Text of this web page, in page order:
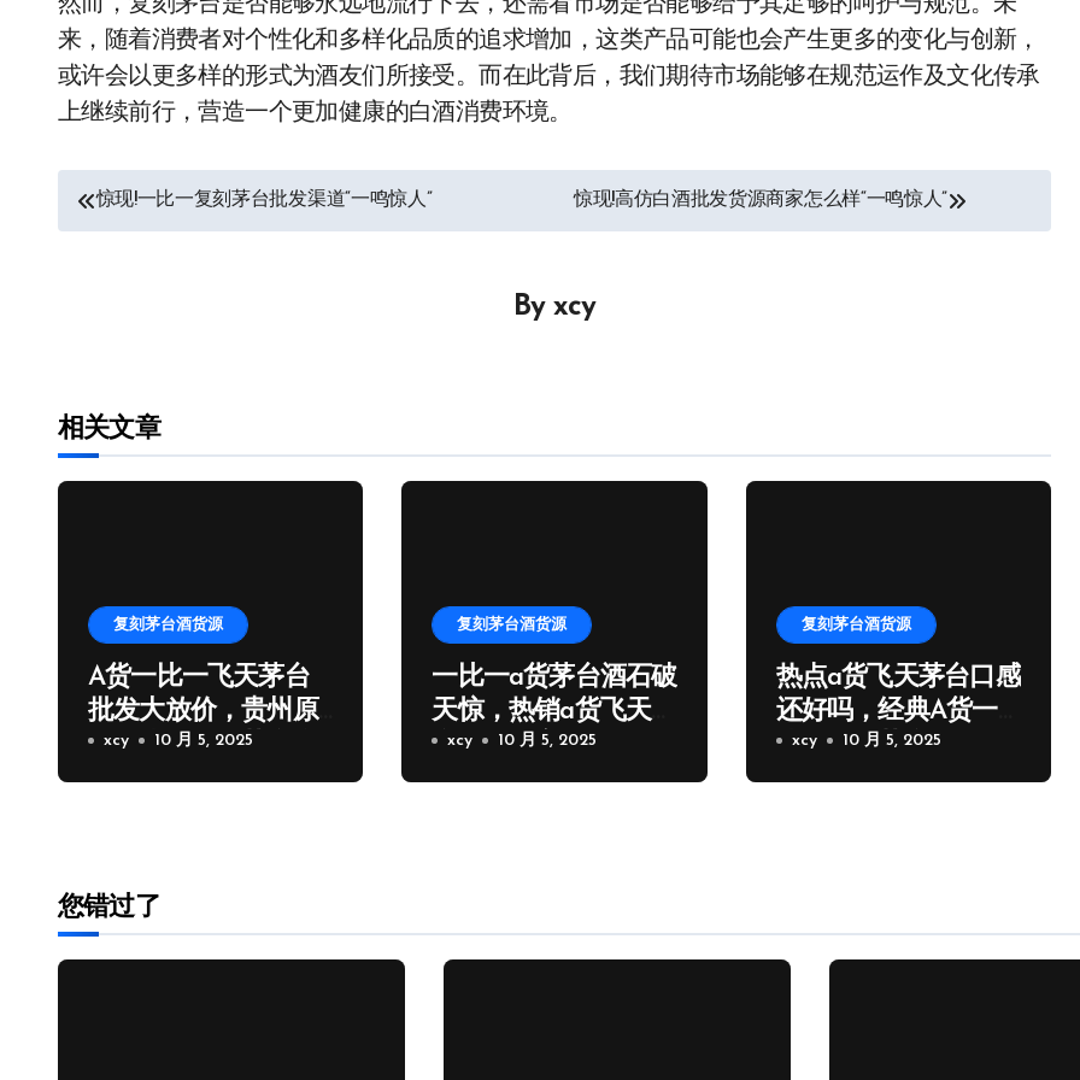
然而，复刻茅台是否能够永远地流行下去，还需看市场是否能够给予其足够的呵护与规范。未
来，随着消费者对个性化和多样化品质的追求增加，这类产品可能也会产生更多的变化与创新，
或许会以更多样的形式为酒友们所接受。而在此背后，我们期待市场能够在规范运作及文化传承
上继续前行，营造一个更加健康的白酒消费环境。
文惊现!一比一复刻茅台批发渠道“一鸣惊人” 惊现!高仿白酒批发货源商家怎么样“一鸣惊人”
By xcy
相关文章
复刻茅台酒货源
A货一比一飞天茅台
批发大放价，贵州原
厂一比一飞天茅台拿
货
xcy 10 月 5, 2025
复刻茅台酒货源
一比一a货茅台酒石破
天惊，热销a货飞天茅
台批发厂家微信
xcy 10 月 5, 2025
复刻茅台酒货源
热点a货飞天茅台口感
还好吗，经典A货一
比一飞天茅台批发
xcy 10 月 5, 2025
您错过了